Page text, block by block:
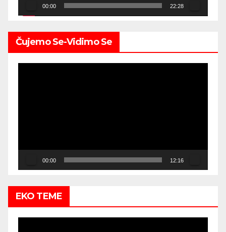
00:00 22:28
Čujemo Se-Vidimo Se
00:00 12:16
EKO TEME